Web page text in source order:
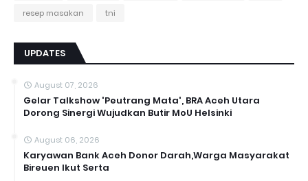
resep masakan
tni
UPDATES
August 07, 2026
Gelar Talkshow 'Peutrang Mata', BRA Aceh Utara
Dorong Sinergi Wujudkan Butir MoU Helsinki
August 06, 2026
Karyawan Bank Aceh Donor Darah,Warga Masyarakat
Bireuen Ikut Serta